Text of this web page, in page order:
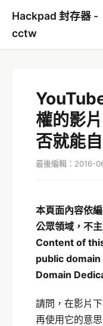
Hackpad 封存器 -
cctw
權的影
否就能
最後編輯：2016-
本頁面內容依
公眾領域，不
Content of
public
Domain
請問，在影片
再使用它的意思